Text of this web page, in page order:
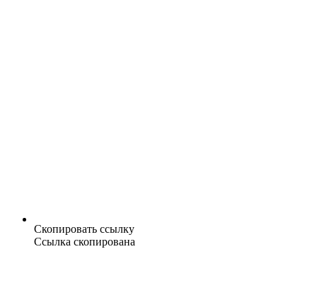
Скопировать ссылку
Ссылка скопирована